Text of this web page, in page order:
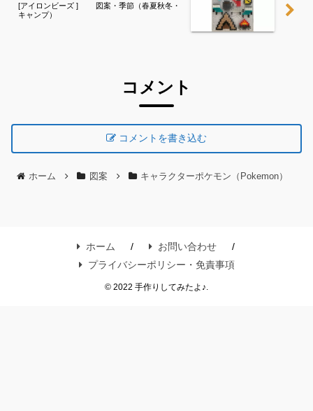
[アイロンビーズ ] 図案・季節（春夏秋冬・
キャンプ）
コメント
コメントを書き込む
ホーム 図案 キャラクターポケモン（Pokemon）
ホーム
お問い合わせ
プライバシーポリシー・免責事項
© 2022 手作りしてみたよ♪.